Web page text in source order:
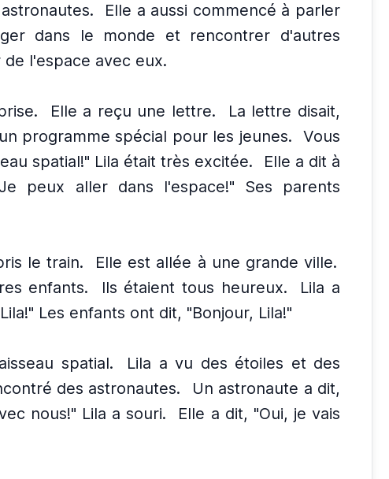
Elle a aussi commencé à parler
dans le monde et rencontrer d'autres
l'espace avec eux.
Elle a reçu une lettre.
La lettre disait,
programme spécial pour les jeunes.
Vous
spatial!" Lila était très excitée.
Elle a dit à
peux aller dans l'espace!" Ses parents
le train.
Elle est allée à une grande ville.
enfants.
Ils étaient tous heureux.
Lila a
Les enfants ont dit, "Bonjour, Lila!"
spatial.
Lila a vu des étoiles et des
des astronautes.
Un astronaute a dit,
nous!" Lila a souri.
Elle a dit, "Oui, je vais